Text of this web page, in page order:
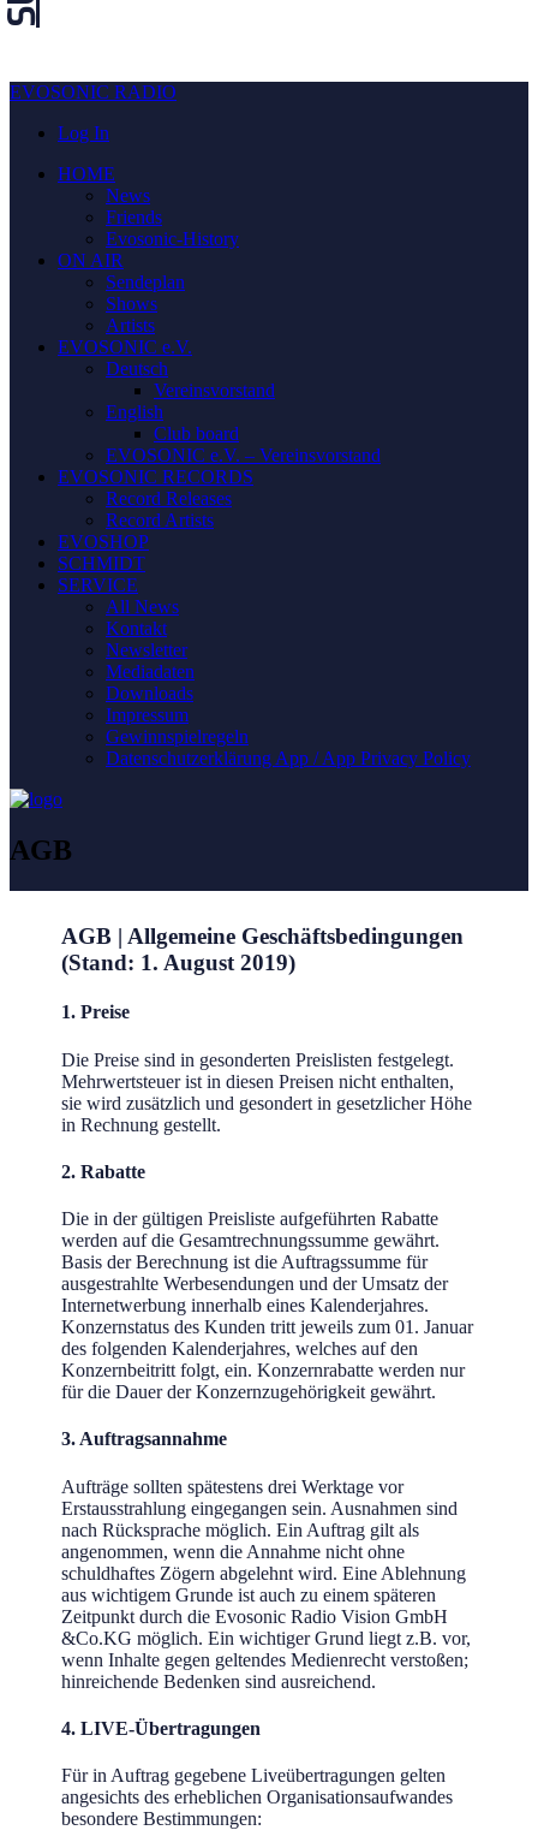
EVOSONIC RADIO
Log In
HOME
News
Friends
Evosonic-History
ON AIR
Sendeplan
Shows
Artists
EVOSONIC e.V.
Deutsch
Vereinsvorstand
English
Club board
EVOSONIC e.V. ‒ Vereinsvorstand
EVOSONIC RECORDS
Record Releases
Record Artists
EVOSHOP
SCHMIDT
SERVICE
All News
Kontakt
Newsletter
Mediadaten
Downloads
Impressum
Gewinnspielregeln
Datenschutzerklärung App / App Privacy Policy
AGB
AGB | Allgemeine Geschäftsbedingungen
(Stand: 1. August 2019)
1. Preise
Die Preise sind in gesonderten Preislisten festgelegt.
Mehrwertsteuer ist in diesen Preisen nicht enthalten,
sie wird zusätzlich und gesondert in gesetzlicher Höhe
in Rechnung gestellt.
2. Rabatte
Die in der gültigen Preisliste aufgeführten Rabatte
werden auf die Gesamtrechnungssumme gewährt.
Basis der Berechnung ist die Auftragssumme für
ausgestrahlte Werbesendungen und der Umsatz der
Internetwerbung innerhalb eines Kalenderjahres.
Konzernstatus des Kunden tritt jeweils zum 01. Januar
des folgenden Kalenderjahres, welches auf den
Konzernbeitritt folgt, ein. Konzernrabatte werden nur
für die Dauer der Konzernzugehörigkeit gewährt.
3. Auftragsannahme
Aufträge sollten spätestens drei Werktage vor
Erstausstrahlung eingegangen sein. Ausnahmen sind
nach Rücksprache möglich. Ein Auftrag gilt als
angenommen, wenn die Annahme nicht ohne
schuldhaftes Zögern abgelehnt wird. Eine Ablehnung
aus wichtigem Grunde ist auch zu einem späteren
Zeitpunkt durch die Evosonic Radio Vision GmbH
&Co.KG möglich. Ein wichtiger Grund liegt z.B. vor,
wenn Inhalte gegen geltendes Medienrecht verstoßen;
hinreichende Bedenken sind ausreichend.
4. LIVE-Übertragungen
Für in Auftrag gegebene Liveübertragungen gelten
angesichts des erheblichen Organisationsaufwandes
besondere Bestimmungen: